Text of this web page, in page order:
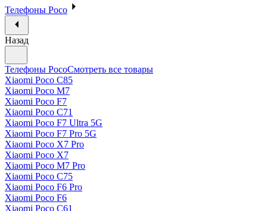
Телефоны Poco
Назад
Телефоны PocoСмотреть все товары
Xiaomi Poco C85
Xiaomi Poco M7
Xiaomi Poco F7
Xiaomi Poco C71
Xiaomi Poco F7 Ultra 5G
Xiaomi Poco F7 Pro 5G
Xiaomi Poco X7 Pro
Xiaomi Poco X7
Xiaomi Poco M7 Pro
Xiaomi Poco C75
Xiaomi Poco F6 Pro
Xiaomi Poco F6
Xiaomi Poco C61